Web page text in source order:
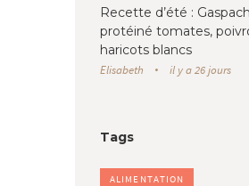
Recette d’été :
protéiné tomates,
haricots blancs
Elisabeth il y a 26 jours
Tags
ALIMENTATION